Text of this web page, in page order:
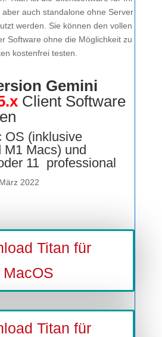
auch standalone ohne Server
werden. Sie können den vollen
Software ohne die Möglichkeit zu
kostenfrei testen.
Gemini
Client Software
OS (inklusive
M1 Macs) und
11 professional
2022
Titan für
MacOS
Titan für